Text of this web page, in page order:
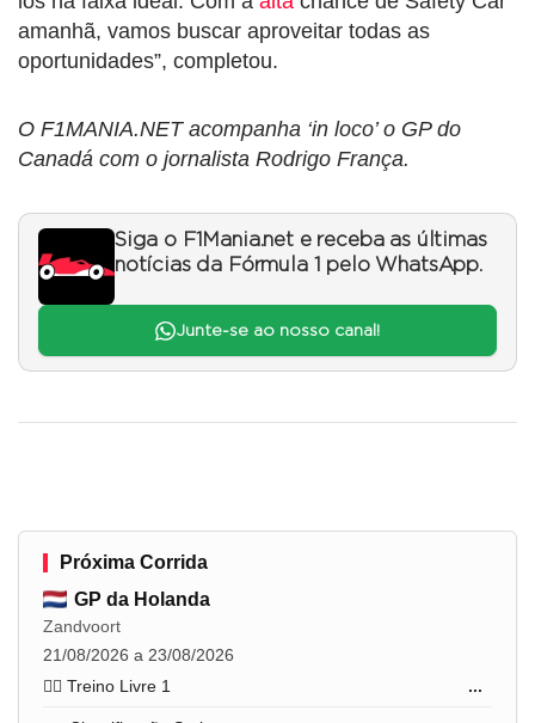
amanhã, vamos buscar aproveitar todas as
oportunidades”, completou.
O F1MANIA.NET acompanha ‘in loco’ o GP do
Canadá com o jornalista Rodrigo França.
Siga o F1Mania.net e receba as últimas
notícias da Fórmula 1 pelo WhatsApp.
Junte-se ao nosso canal!
Próxima Corrida
GP da Holanda
Zandvoort
21/08/2026 a 23/08/2026
🏋️‍♂️ Treino Livre 1
...